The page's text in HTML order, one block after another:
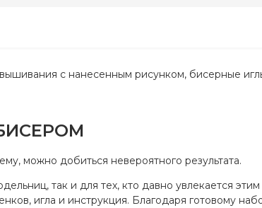
с нанесенным рисунком, бисерные
можно добиться невероятного результата.
так и для тех, кто давно увлекается
игла и инструкция. Благодаря готовому